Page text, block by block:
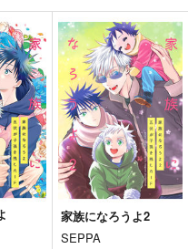
家族になろうよ2
SEPPA